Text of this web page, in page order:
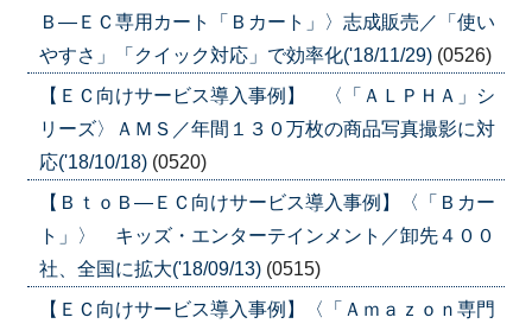
Ｂ―ＥＣ専用カート「Ｂカート」〉志成販売／「使い
やすさ」「クイック対応」で効率化('18/11/29) (0526)
【ＥＣ向けサービス導入事例】 〈「ＡＬＰＨＡ」シ
リーズ〉ＡＭＳ／年間１３０万枚の商品写真撮影に対
応('18/10/18) (0520)
【ＢｔｏＢ―ＥＣ向けサービス導入事例】〈「Ｂカー
ト」〉 キッズ・エンターテインメント／卸先４００
社、全国に拡大('18/09/13) (0515)
【ＥＣ向けサービス導入事例】〈「Ａｍａｚｏｎ専門